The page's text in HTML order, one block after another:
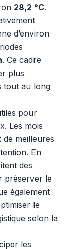
28,2 °C.
d’environ
. Ce cadre
plus
tout au long
pour
Les mois
meilleures
En
des
préserver le
également
le
selon la
les